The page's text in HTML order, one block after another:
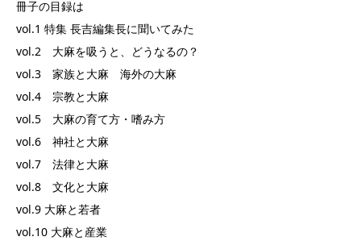
冊子の目録は
vol.1 特集 長吉編集長に聞いてみた
vol.2 大麻を吸うと、どうなるの？
vol.3 家族と大麻 海外の大麻
vol.4 宗教と大麻
vol.5 大麻の育て方・嗜み方
vol.6 神社と大麻
vol.7 法律と大麻
vol.8 文化と大麻
vol.9 大麻と若者
vol.10 大麻と産業